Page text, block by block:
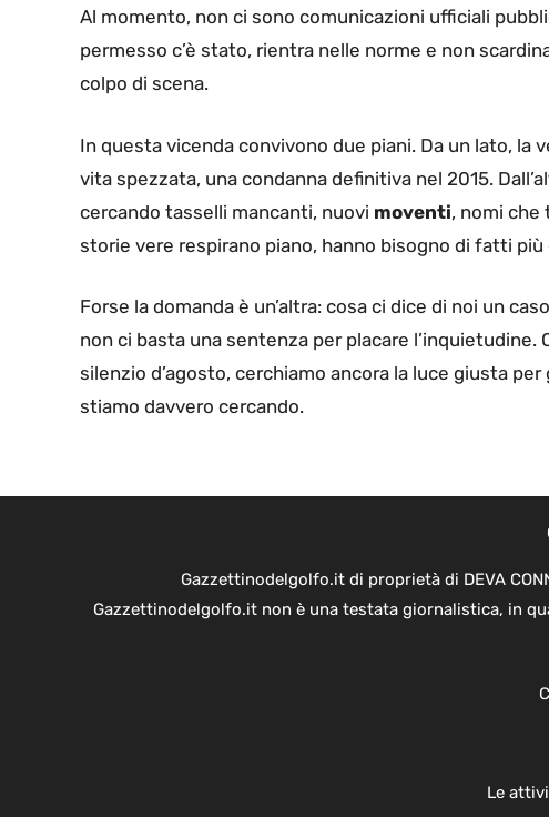
Al momento, non ci sono comunicazioni ufficiali
permesso c’è stato, rientra nelle norme e non
colpo di scena.
In questa vicenda convivono due piani. Da un lato, la
vita spezzata, una condanna definitiva nel 2015.
cercando tasselli mancanti, nuovi moventi, nomi che
storie vere respirano piano, hanno bisogno di fatti più
Forse la domanda è un’altra: cosa ci dice di noi un
non ci basta una sentenza per placare l’inquietudine.
silenzio d’agosto, cerchiamo ancora la luce giusta
stiamo davvero cercando.
Gazzettinodelgolfo.it di proprietà di DEVA
Gazzettinodelgolfo.it non è una testata giornalistica, in
Le